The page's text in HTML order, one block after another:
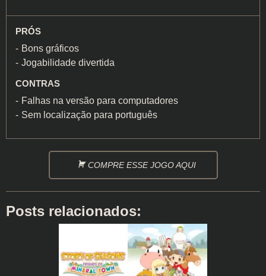
PRÓS
Bons gráficos
Jogabilidade divertida
CONTRAS
Falhas na versão para computadores
Sem localização para português
COMPRE ESSE JOGO AQUI
Posts relacionados: